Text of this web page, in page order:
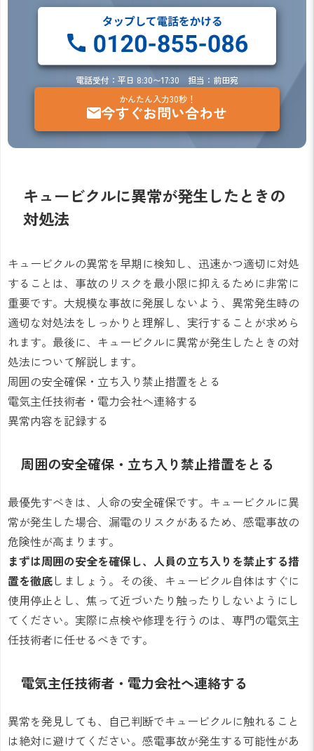
電話受付：平日 8:30〜17:30 担当：前田宛
かんたん入力30秒！
今すぐお問い合わせ
キュービクルに異常が発生したときの
対処法
キュービクルの異常を早期に検知し、迅速かつ適切に対処
することは、事故のリスクを最小限に抑えるために非常に
重要です。大規模な事故に発展しないよう、異常発生時の
適切な対処法をしっかりと理解し、実行することが求めら
れます。最後に、キュービクルに異常が発生したときの対
処法について解説します。
周囲の安全確保・立ち入り禁止措置をとる
電気主任技術者・電力会社へ連絡する
異常内容を記録する
周囲の安全確保・立ち入り禁止措置をとる
最優先すべきは、人命の安全確保です。キュービクルに異
常が発生した場合、漏電のリスクがあるため、感電事故の
危険性が高まります。
まずは周囲の安全を確保し、人員の立ち入りを禁止する措
置を徹底しましょう。その後、キュービクル自体はすぐに
使用停止とし、焦って近づいたり触ったりしないようにし
てください。実際に点検や修理を行うのは、専門の電気主
任技術者に任せるべきです。
電気主任技術者・電力会社へ連絡する
異常を発見しても、自己判断でキュービクルに触れること
は絶対に避けてください。感電事故が発生する可能性があ